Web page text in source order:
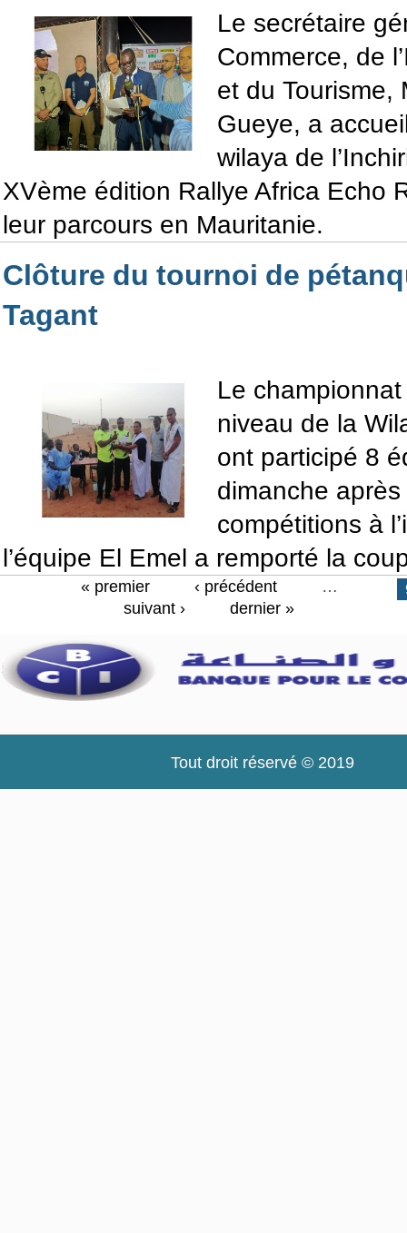
Le secrétaire
Commerce, de
et du Tourisme,
Gueye, a
wilaya de
XVème édition Rallye Africa Echo
leur parcours en Mauritanie.
Clôture du tournoi de
Tagant
Le
niveau de la
ont participé 8
dimanche
compétitions à
l’équipe El Emel a remporté la
« premier ‹ précédent
…
suivant ›
dernier »
Tout droit réservé © 2019